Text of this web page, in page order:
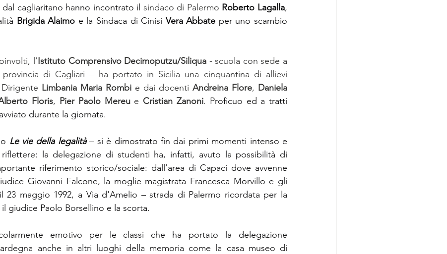
cagliaritano hanno incontrato il sindaco di Palermo Roberto Lagalla,
Brigida Alaimo e la Sindaca di Cinisi Vera Abbate per uno scambio
l’Istituto Comprensivo Decimoputzu/Siliqua - scuola con sede a
di Cagliari – ha portato in Sicilia una cinquantina di allievi
Limbania Maria Rombi e dai docenti Andreina Flore, Daniela
Floris, Pier Paolo Mereu e Cristian Zanoni. Proficuo ed a tratti
durante la giornata.
Le vie della legalità – si è dimostrato fin dai primi momenti intenso e
la delegazione di studenti ha, infatti, avuto la possibilità di
riferimento storico/sociale: dall’area di Capaci dove avvenne
Giovanni Falcone, la moglie magistrata Francesca Morvillo e gli
23 maggio 1992, a Via d'Amelio – strada di Palermo ricordata per la
giudice Paolo Borsellino e la scorta.
emotivo per le classi che ha portato la delegazione
anche in altri luoghi della memoria come la casa museo di